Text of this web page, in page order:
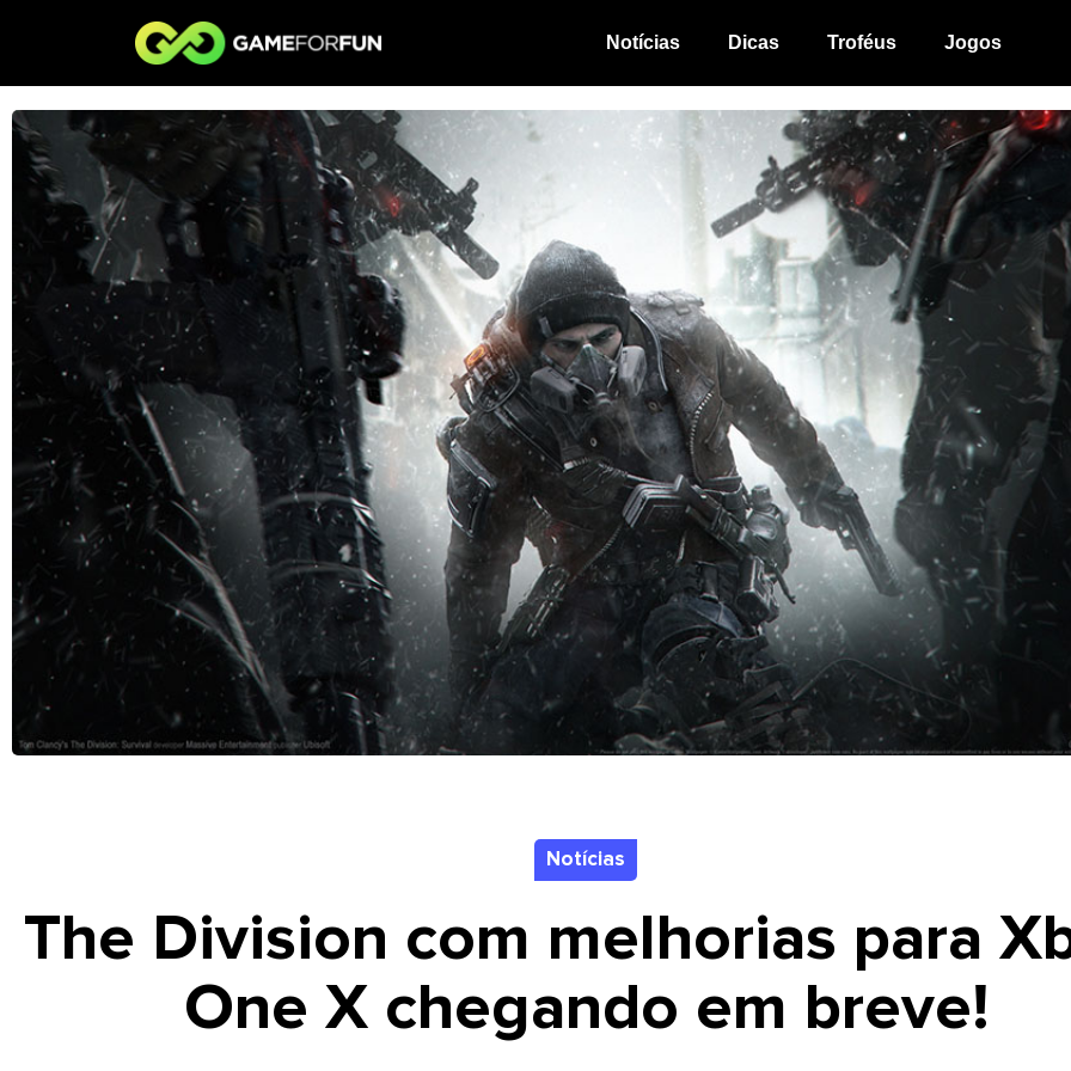
Notícias Dicas Troféus Jogos
Notícias
The Division com melhorias para
One X chegando em breve!